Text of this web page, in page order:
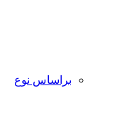
براساس نوع